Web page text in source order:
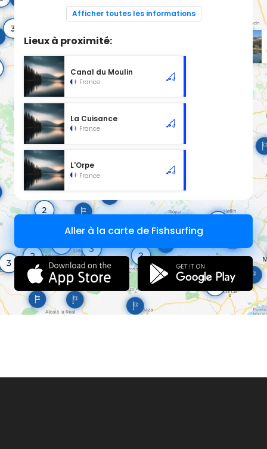
Espèces de
Truite Fario
catégorie piscicole à cet emplacement.
Afficher toutes les informations
Lieux à proximité:
Canal du Moulin
France
La Cuisance
France
L'Orpe
France
Aller à la carte de Fishsurfing